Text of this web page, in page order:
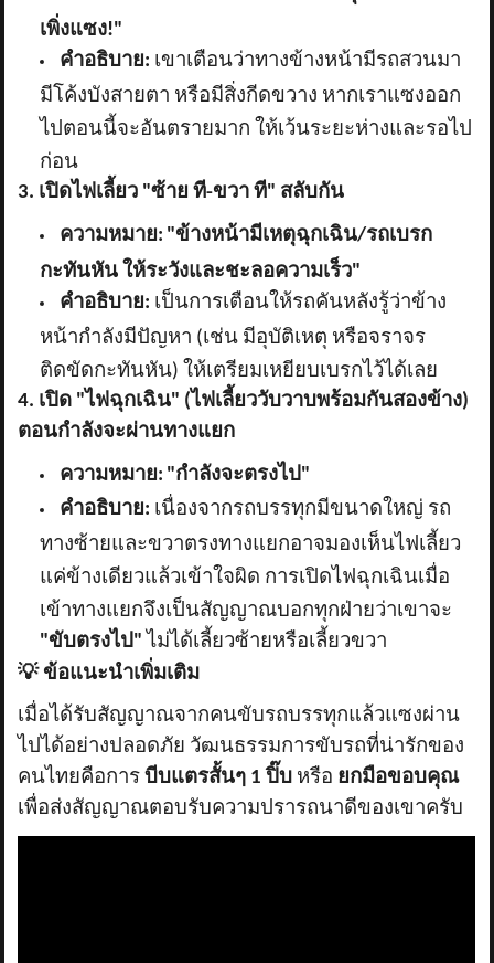
เพิ่งแซง!"
คำอธิบาย: เขาเตือนว่าทางข้างหน้ามีรถสวนมา
มีโค้งบังสายตา หรือมีสิ่งกีดขวาง หากเราแซงออก
ไปตอนนี้จะอันตรายมาก ให้เว้นระยะห่างและรอไป
ก่อน
3. เปิดไฟเลี้ยว "ซ้าย ที-ขวา ที" สลับกัน
ความหมาย: "ข้างหน้ามีเหตุฉุกเฉิน/รถเบรก
กะทันหัน ให้ระวังและชะลอความเร็ว"
คำอธิบาย: เป็นการเตือนให้รถคันหลังรู้ว่าข้าง
หน้ากำลังมีปัญหา (เช่น มีอุบัติเหตุ หรือจราจร
ติดขัดกะทันหัน) ให้เตรียมเหยียบเบรกไว้ได้เลย
4. เปิด "ไฟฉุกเฉิน" (ไฟเลี้ยววับวาบพร้อมกันสองข้าง)
ตอนกำลังจะผ่านทางแยก
ความหมาย: "กำลังจะตรงไป"
คำอธิบาย: เนื่องจากรถบรรทุกมีขนาดใหญ่ รถ
ทางซ้ายและขวาตรงทางแยกอาจมองเห็นไฟเลี้ยว
แค่ข้างเดียวแล้วเข้าใจผิด การเปิดไฟฉุกเฉินเมื่อ
เข้าทางแยกจึงเป็นสัญญาณบอกทุกฝ่ายว่าเขาจะ
"ขับตรงไป" ไม่ได้เลี้ยวซ้ายหรือเลี้ยวขวา
💡ข้อแนะนำเพิ่มเติม
เมื่อได้รับสัญญาณจากคนขับรถบรรทุกแล้วแซงผ่าน
ไปได้อย่างปลอดภัย วัฒนธรรมการขับรถที่น่ารักของ
คนไทยคือการบีบแตรสั้นๆ 1 ปิ๊บ หรือ ยกมือขอบคุณ
เพื่อส่งสัญญาณตอบรับความปรารถนาดีของเขาครับ